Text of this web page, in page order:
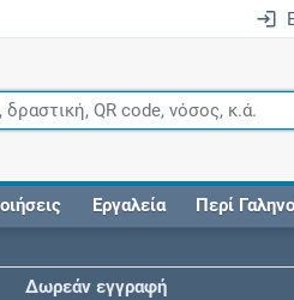
Εργαλεία Περί
Δωρεάν εγγραφή